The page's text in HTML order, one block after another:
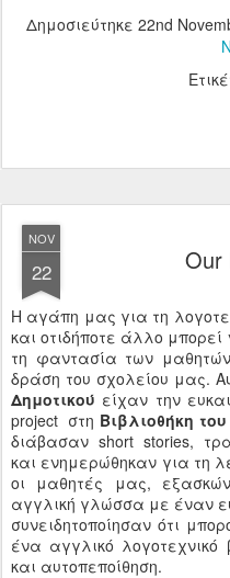
Δημοσιεύτηκε 22nd
NOV
22 Our
Η αγάπη μας για τη
και οτιδήποτε άλλο
τη φαντασία των
δράση του σχολείου μας.
Δημοτικού είχαν την
project στη Βιβλιοθήκη
διάβασαν short stories,
και ενημερώθηκαν για τη
οι μαθητές μας,
αγγλική γλώσσα με έναν
συνειδητοποίησαν ότι
ένα αγγλικό
και αυτοπεποίθηση.